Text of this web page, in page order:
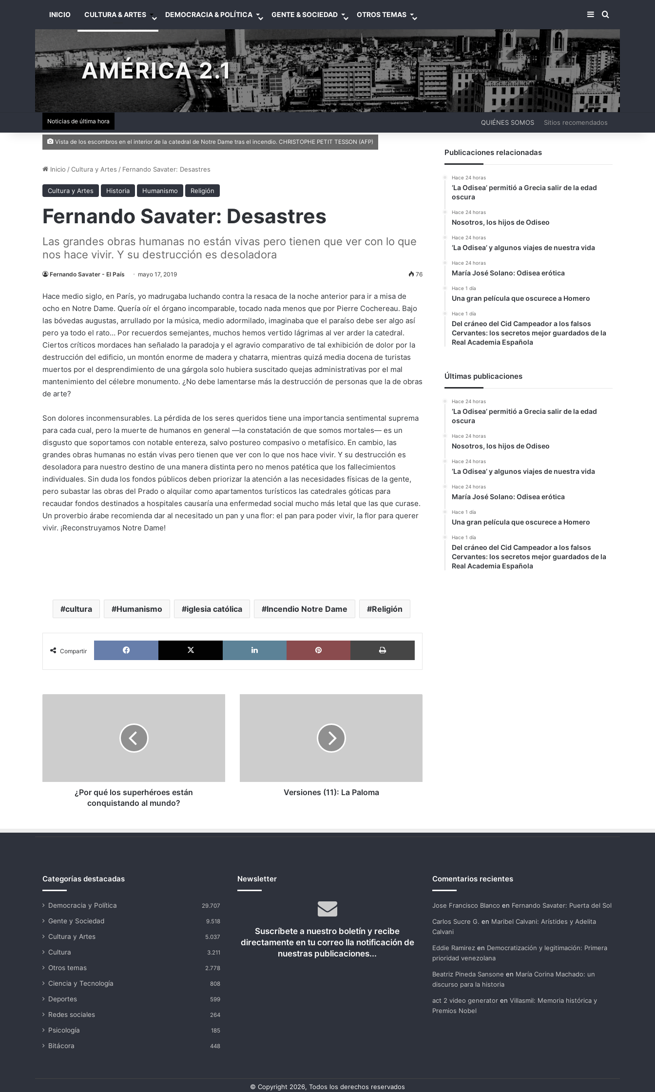
INICIO CULTURA & ARTES DEMOCRACIA & POLÍTICA GENTE & SOCIEDAD OTROS TEMAS BARRA LATERAL
BUSCAR
AMÉRICA 2.1
Noticias de última hora QUIÉNES SOMOS Sitios recomendados
Vista de los escombros en el interior de la catedral de Notre Dame tras el incendio. CHRISTOPHE PETIT TESSON (AFP)
Inicio /Cultura y Artes / Fernando Savater: Desastres
Cultura y Artes Historia Humanismo Religión
Fernando Savater: Desastres
Las grandes obras humanas no están vivas pero tienen que ver con lo que
nos hace vivir. Y su destrucción es desoladora
Fernando Savater - El País mayo 17, 2019 76
Hace medio siglo, en París, yo madrugaba luchando contra la resaca de la noche anterior para ir a misa de
ocho en Notre Dame. Quería oír el órgano incomparable, tocado nada menos que por Pierre Cochereau. Bajo
las bóvedas augustas, arrullado por la música, medio adormilado, imaginaba que el paraíso debe ser algo así
pero ya todo el rato… Por recuerdos semejantes, muchos hemos vertido lágrimas al ver arder la catedral.
Ciertos críticos mordaces han señalado la paradoja y el agravio comparativo de tal exhibición de dolor por la
destrucción del edificio, un montón enorme de madera y chatarra, mientras quizá media docena de turistas
muertos por el desprendimiento de una gárgola solo hubiera suscitado quejas administrativas por el mal
mantenimiento del célebre monumento. ¿No debe lamentarse más la destrucción de personas que la de obras
de arte?
Son dolores inconmensurables. La pérdida de los seres queridos tiene una importancia sentimental suprema
para cada cual, pero la muerte de humanos en general —la constatación de que somos mortales— es un
disgusto que soportamos con notable entereza, salvo postureo compasivo o metafísico. En cambio, las
grandes obras humanas no están vivas pero tienen que ver con lo que nos hace vivir. Y su destrucción es
desoladora para nuestro destino de una manera distinta pero no menos patética que los fallecimientos
individuales. Sin duda los fondos públicos deben priorizar la atención a las necesidades físicas de la gente,
pero subastar las obras del Prado o alquilar como apartamentos turísticos las catedrales góticas para
recaudar fondos destinados a hospitales causaría una enfermedad social mucho más letal que las que curase.
Un proverbio árabe recomienda dar al necesitado un pan y una flor: el pan para poder vivir, la flor para querer
vivir. ¡Reconstruyamos Notre Dame!
cultura Humanismo iglesia católica Incendio Notre Dame Religión
Compartir
Facebook X LinkedIn Pinterest Imprimir
¿Por qué los superhéroes están
conquistando al mundo?
Versiones (11): La Paloma
Publicaciones relacionadas
Hace 24 horas
‘La Odisea’ permitió a Grecia salir de la edad
oscura
Hace 24 horas
Nosotros, los hijos de Odiseo
Hace 24 horas
‘La Odisea’ y algunos viajes de nuestra vida
Hace 24 horas
María José Solano: Odisea erótica
Hace 1 día
Una gran película que oscurece a Homero
Hace 1 día
Del cráneo del Cid Campeador a los falsos
Cervantes: los secretos mejor guardados de la
Real Academia Española
Últimas publicaciones
Hace 24 horas
‘La Odisea’ permitió a Grecia salir de la edad
oscura
Hace 24 horas
Nosotros, los hijos de Odiseo
Hace 24 horas
‘La Odisea’ y algunos viajes de nuestra vida
Hace 24 horas
María José Solano: Odisea erótica
Hace 1 día
Una gran película que oscurece a Homero
Hace 1 día
Del cráneo del Cid Campeador a los falsos
Cervantes: los secretos mejor guardados de la
Real Academia Española
Categorías destacadas
Democracia y Política 29.707
Gente y Sociedad 9.518
Cultura y Artes 5.037
Cultura 3.211
Otros temas 2.778
Ciencia y Tecnología 808
Deportes 599
Redes sociales 264
Psicología 185
Bitácora 448
Newsletter
Suscríbete a nuestro boletín y recibe
directamente en tu correo lla notificación de
nuestras publicaciones...
Comentarios recientes
Jose Francisco Blanco en Fernando Savater: Puerta del Sol
Carlos Sucre G. en Maribel Calvani: Arístides y Adelita
Calvani
Eddie Ramirezen Democratización y legitimación: Primera
prioridad venezolana
Beatriz Pineda Sansone en María Corina Machado: un
discurso para la historia
act 2 video generatoren Villasmil: Memoria histórica y
Premios Nobel
© Copyright 2026, Todos los derechos reservados